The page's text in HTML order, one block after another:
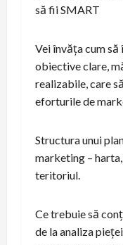
să fii SMART
Vei învăța cum
obiective clare,
realizabile, care
eforturile de
Structura unui
marketing –
teritoriul.
Ce trebuie să
de la analiza